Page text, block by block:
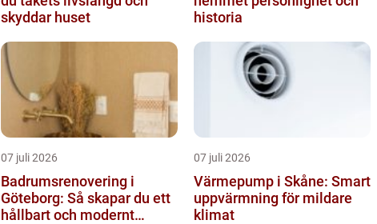
skyddar huset
historia
07 juli 2026
Badrumsrenovering i
Göteborg: Så skapar du ett
hållbart och modernt
07 juli 2026
Värmepump i Skåne: Smart
uppvärmning för mildare
klimat